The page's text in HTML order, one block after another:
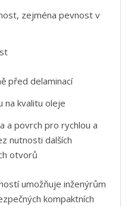
zejména pevnost v
před delaminací
na kvalitu oleje
a povrch pro rychlou a
nutnosti dalších
otvorů
umožňuje inženýrům
kompaktních